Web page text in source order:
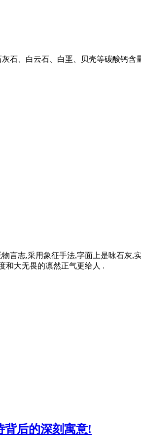
石、白云石、白垩、贝壳等碳酸钙
言志,采用象征手法,字面上是咏石
和大无畏的凛然正气更给人 .
背后的深刻寓意!